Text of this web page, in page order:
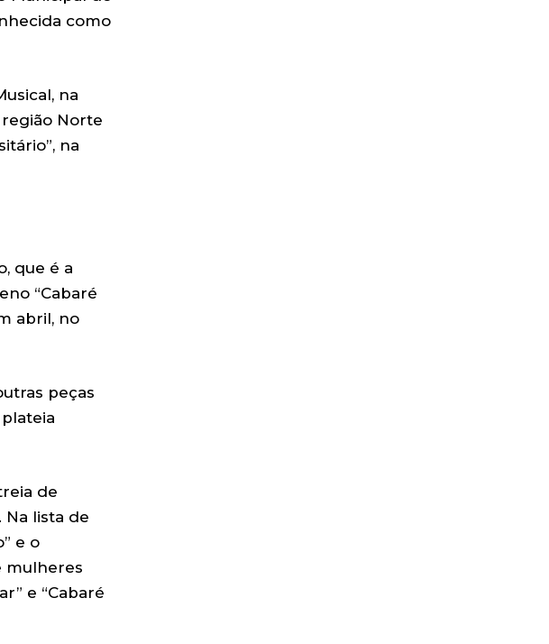
como
na
Norte
na
que é a
“Cabaré
abril, no
peças
de
Na lista de
e o
mulheres
e “Cabaré